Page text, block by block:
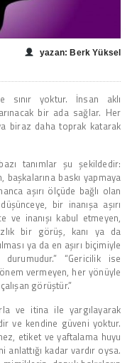
yazan: Berk Yüksel
sınır yoktur. İnsan aklı
bir ada sağlar. Her
biraz daha toprak katarak
tanımlar şu şekildedir:
başkalarına baskı yapmaya
aşırı ölçüde bağlı olan
bir inanışa aşırı
ve inanışı kabul etmeyen,
bir görüş, kanı ya da
ya da en aşırı biçimiyle
“Gericilik ise
vermeyen, her yönüyle
görüştür.”
ve itina ile yargılayarak
ve kendine güveni yoktur.
etiket ve yaftalama huyu
anlattığı kadar vardır oysa.